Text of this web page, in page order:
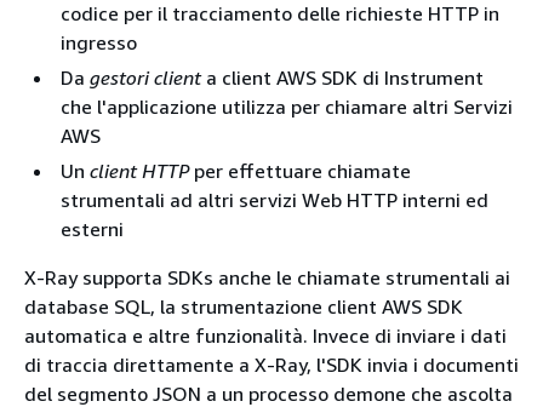
codice per il tracciamento delle richieste HTTP in
ingresso
Da gestori clienta client AWS SDK di Instrument
che l'applicazione utilizza per chiamare altri Servizi
AWS
Un client HTTPper effettuare chiamate
strumentali ad altri servizi Web HTTP interni ed
esterni
X-Ray supporta SDKs anche le chiamate strumentali ai
database SQL, la strumentazione client AWS SDK
automatica e altre funzionalità. Invece di inviare i dati
di traccia direttamente a X-Ray, l'SDK invia i documenti
del segmento JSON a un processo demone che ascolta